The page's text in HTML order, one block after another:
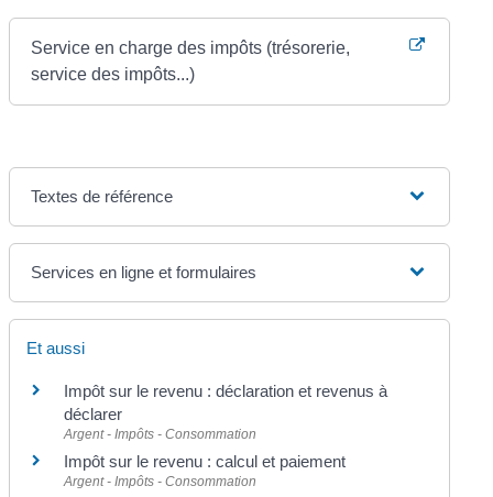
Service en charge des impôts (trésorerie,
service des impôts...)
Textes de référence
Services en ligne et formulaires
Et aussi
Impôt sur le revenu : déclaration et revenus à
déclarer
Argent - Impôts - Consommation
Impôt sur le revenu : calcul et paiement
Argent - Impôts - Consommation